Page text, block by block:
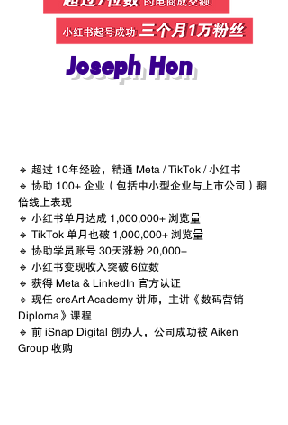
Joseph Hon
🔹 超过 10年经验，精通 Meta / TikTok / 小红书
🔹 协助 100+ 企业（包括中小型企业与上市公司）翻
倍线上表现
🔹 小红书单月达成 1,000,000+ 浏览量
🔹 TikTok 单月也破 1,000,000+ 浏览量
🔹 协助学员账号 30天涨粉 20,000+
🔹 小红书变现收入突破 6位数
🔹 获得 Meta & LinkedIn 官方认证
🔹 现任 creArt Academy 讲师，主讲《数码营销
Diploma》课程
🔹 前 iSnap Digital 创办人，公司成功被 Aiken
Group 收购